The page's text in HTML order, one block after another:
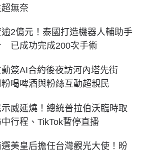
無奈
2億元！泰國打造機器人輔助手
已成功完成200次手術
勳簽AI合約後夜訪河內塔先街
喝啤酒與粉絲互動超親民
威延燒！總統普拉伯沃臨時取
行程、TikTok暫停直播
美皇后擔任台灣觀光大使！盼